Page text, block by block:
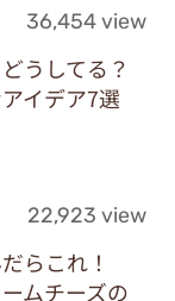
36,454 view
うしてる？
イデア7選
22,923 view
らこれ！
ムチーズの